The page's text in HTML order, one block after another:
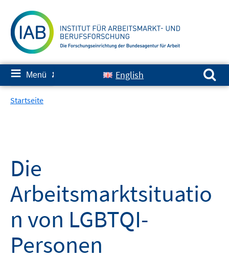
zum
Inhalt
≡ Menü ✘ English
Suchen nach:
Startseite
Die
Arbeitsmarktsituatio
n von LGBTQI-
Personen